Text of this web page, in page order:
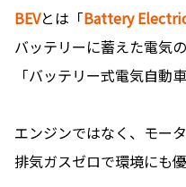
BEVとは「Battery
バッテリーに蓄えた電気
「バッテリー式電気自動車
エンジンではなく、モー
排気ガスゼロで環境にも優